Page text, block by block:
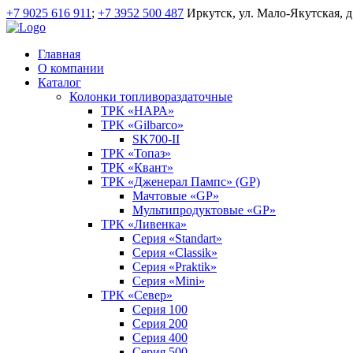
+7 9025 616 911 ; +7 3952 500 487 Иркутск, ул. Мало-Якутская,
Главная
О компании
Каталог
Колонки топливораздаточные
ТРК «НАРА»
ТРК «Gilbarco»
SK700-II
ТРК «Топаз»
ТРК «Квант»
ТРК «Дженерал Пампс» (GP)
Мачтовые «GP»
Мультипродуктовые «GP»
ТРК «Ливенка»
Серия «Standart»
Серия «Classik»
Серия «Praktik»
Серия «Mini»
ТРК «Север»
Серия 100
Серия 200
Серия 400